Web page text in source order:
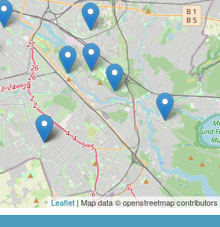
Leaflet | Map data © openstreetmap contributors